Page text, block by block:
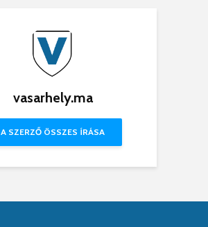
vasarhely.ma
A SZERZŐ ÖSSZES ÍRÁSA